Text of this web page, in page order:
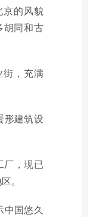
的风貌
胡同和古
，充满
形建筑设
厂，现已
。
中国悠久